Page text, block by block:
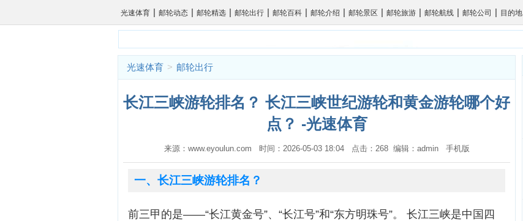
光速体育 | 邮轮动态 | 邮轮精选 | 邮轮出行 | 邮轮百科 | 邮轮介绍 | 邮轮景区 | 邮轮旅游 | 邮轮航线 | 邮轮公司 | 目的地
光速体育 > 邮轮出行
长江三峡游轮排名？ 长江三峡世纪游轮和黄金游轮哪个好
点？ -光速体育
来源：www.eyoulun.com 时间：2026-05-03 18:04 点击：268 编辑：admin 手机版
一、长江三峡游轮排名？
前三甲的是——“长江黄金号”、“长江号”和“东方明珠号”。 长江三峡是中国四